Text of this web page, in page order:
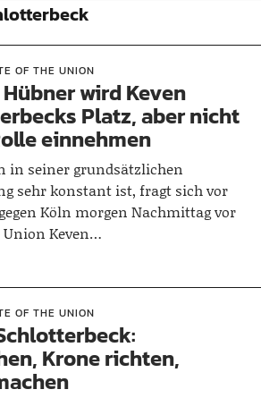
OF THE UNION
wird Keven
Platz, aber nicht
einnehmen
in seiner grundsätzlichen
sehr konstant ist, fragt sich vor
Köln morgen Nachmittag vor
Keven…
OF THE UNION
Krone richten,